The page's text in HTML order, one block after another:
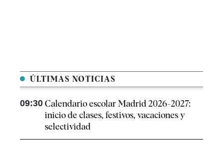
ÚLTIMAS NOTICIAS
09:30 Calendario escolar Madrid 2026-2027:
inicio de clases, festivos, vacaciones y
selectividad